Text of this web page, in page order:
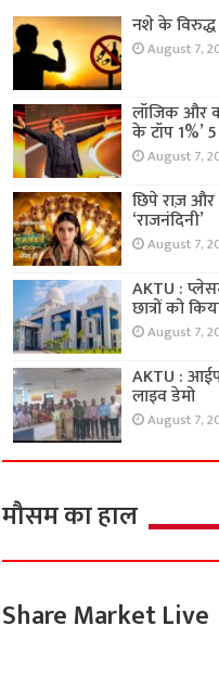
नशे के
August 7,
लॉजिक और
के टॉप 1%’
August 7,
छिपे राज़ और
‘राजनंदिनी’
August 7,
AKTU :
छात्रों को
August 7,
AKTU :
लाइव डेमो
August 7,
मौसम का हाल
Share Market Live